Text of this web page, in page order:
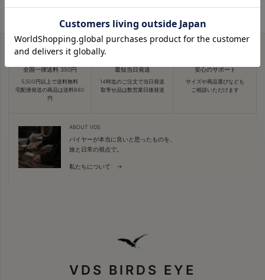
全国一律送料 350円
5,500円以上で送料無料
宅配便発送の商品は送料880
円
最短当日発送
14時迄のご注文で当日発送
取寄せ品は数営業日後発送
安心のサポート
サイズや商品選びなども
ご相談いただけます
ABOUT VDS
バイヤーが本当に良いと思ったものを、
旅と日常の視点で。
私たちについて →
VDS BIRDS EYE